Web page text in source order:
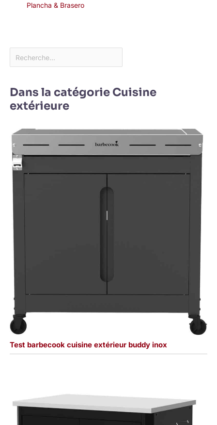
Plancha & Brasero
Dans la catégorie Cuisine
extérieure
Test barbecook cuisine extérieur buddy inox